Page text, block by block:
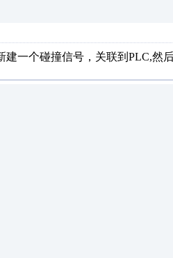
建一个碰撞信号，关联到PLC,然